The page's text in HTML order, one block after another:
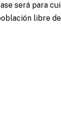
será para
libre